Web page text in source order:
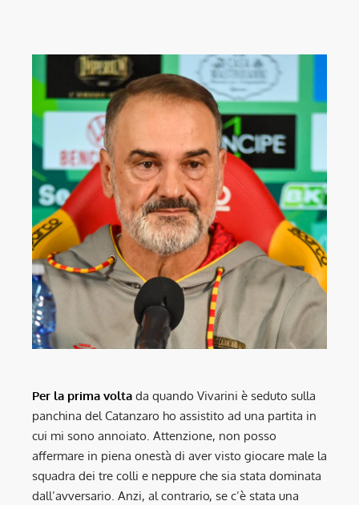
Per la prima volta da quando Vivarini è seduto sulla
panchina del Catanzaro ho assistito ad una partita in
cui mi sono annoiato. Attenzione, non posso
affermare in piena onestà di aver visto giocare male la
squadra dei tre colli e neppure che sia stata dominata
dall’avversario. Anzi, al contrario, se c’è stata una